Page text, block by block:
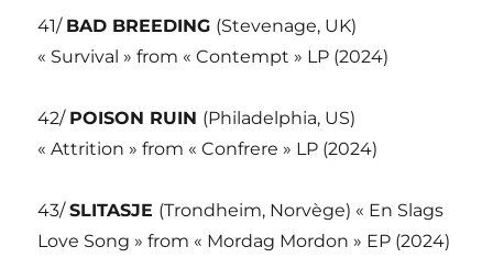
41/ BAD BREEDING (Stevenage, UK)
« Survival » from « Contempt » LP (2024)
42/ POISON RUIN (Philadelphia, US)
« Attrition » from « Confrere » LP (2024)
43/SLITASJE (Trondheim, Norvège) « En Slags
Love Song » from « Mordag Mordon » EP (2024)